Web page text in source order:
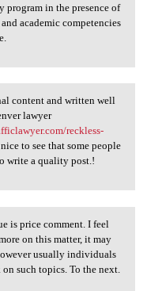
program in the presence of
academic competencies
content and written well
lawyer
reckless-
to see that some people
write a quality post.!
is
is price comment. I feel
on this matter, it may
usually individuals
such topics. To the next.